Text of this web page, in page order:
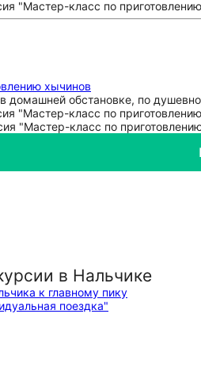
хычинов
домашней обстановке, по
в Нальчике